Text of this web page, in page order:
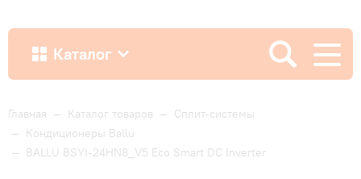
Каталог
Как купить
Доставка и оплата
Главная — Каталог товаров — Сплит-системы
— Кондиционеры Ballu
— BALLU BSYI-24HN8_V5 Eco Smart DC Inverter